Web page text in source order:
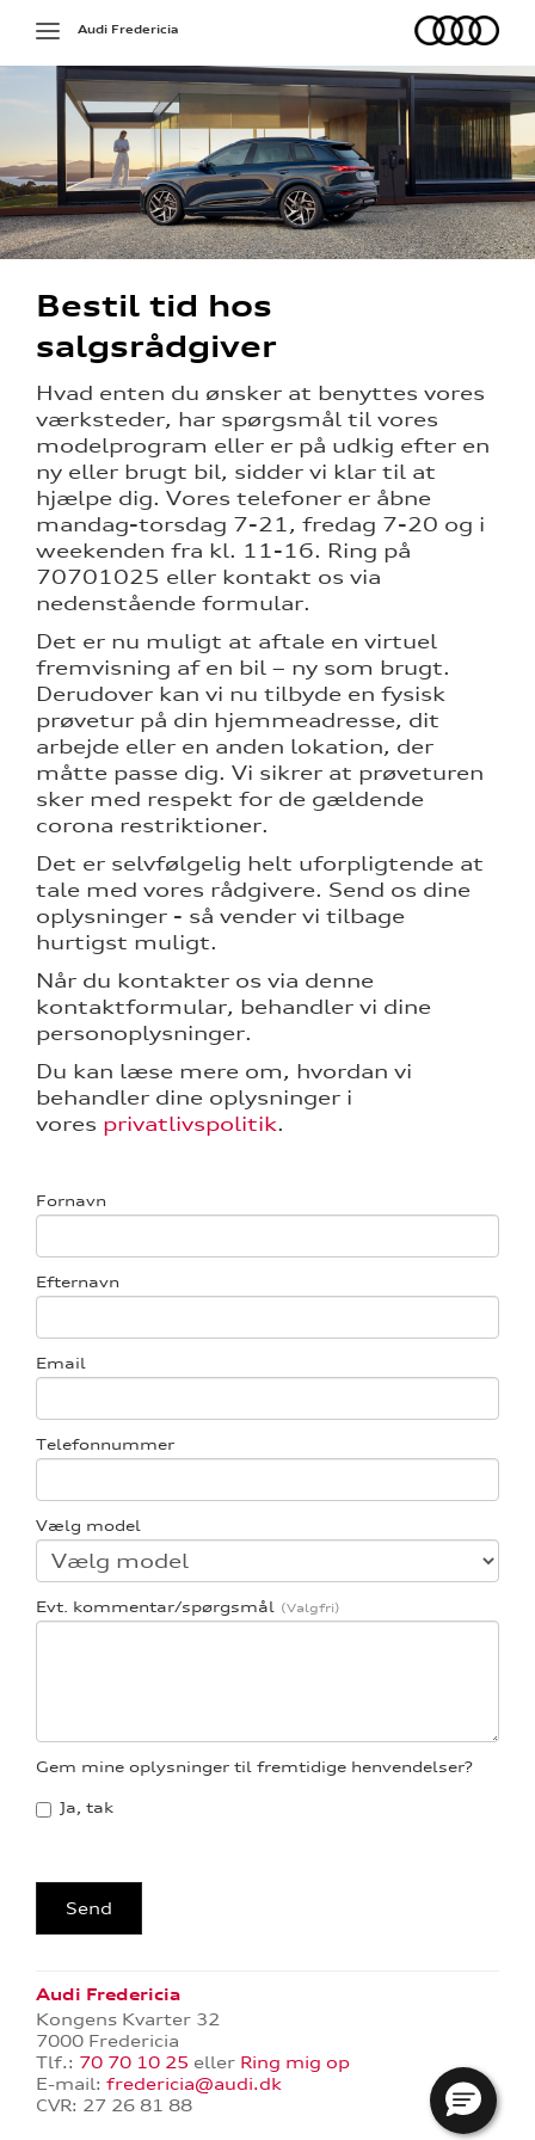
Toggle
navigation
Audi
Audi Fredericia
Bestil tid hos
salgsrådgiver
Hvad enten du ønsker at benyttes vores
værksteder, har spørgsmål til vores
modelprogram eller er på udkig efter en
ny eller brugt bil, sidder vi klar til at
hjælpe dig. Vores telefoner er åbne
mandag-torsdag 7-21, fredag 7-20 og i
weekenden fra kl. 11-16. Ring på
70701025 eller kontakt os via
nedenstående formular.
Det er nu muligt at aftale en virtuel
fremvisning af en bil – ny som brugt.
Derudover kan vi nu tilbyde en fysisk
prøvetur på din hjemmeadresse, dit
arbejde eller en anden lokation, der
måtte passe dig. Vi sikrer at prøveturen
sker med respekt for de gældende
corona restriktioner.
Det er selvfølgelig helt uforpligtende at
tale med vores rådgivere. Send os dine
oplysninger - så vender vi tilbage
hurtigst muligt.
Når du kontakter os via denne
kontaktformular, behandler vi dine
personoplysninger.
Du kan læse mere om, hvordan vi
behandler dine oplysninger i
vores privatlivspolitik.
Fornavn
Efternavn
Email
Telefonnummer
Vælg model
Evt. kommentar/spørgsmål
Gem mine oplysninger til fremtidige henvendelser?
Ja, tak
Audi Fredericia
Kongens Kvarter 32
7000 Fredericia
Tlf.: 70 70 10 25 eller Ring mig op
E-mail: fredericia@audi.dk
CVR: 27 26 81 88